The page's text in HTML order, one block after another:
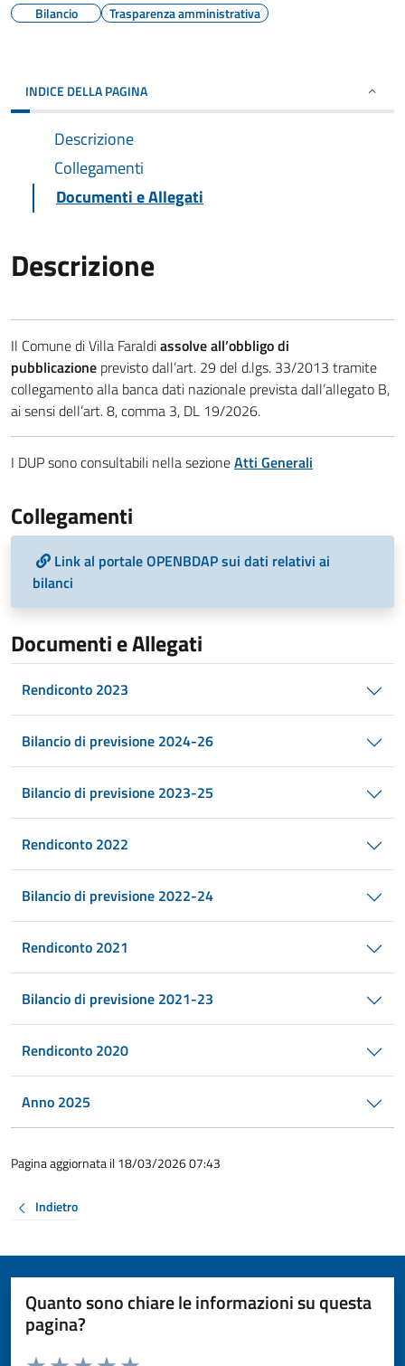
Bilancio Trasparenza amministrativa
INDICE DELLA PAGINA
Descrizione
Collegamenti
Documenti e Allegati
Descrizione
Il Comune di Villa Faraldiassolve all’obbligo di
pubblicazione previsto dall’art. 29 del d.lgs. 33/2013 tramite
collegamento alla banca dati nazionale prevista dall’allegato B,
ai sensi dell’art. 8, comma 3, DL 19/2026.
I DUP sono consultabili nella sezioneAtti Generali
Collegamenti
Link al portale OPENBDAP sui dati relativi ai
bilanci
Documenti e Allegati
Rendiconto 2023
Bilancio di previsione 2024-26
Bilancio di previsione 2023-25
Rendiconto 2022
Bilancio di previsione 2022-24
Rendiconto 2021
Bilancio di previsione 2021-23
Rendiconto 2020
Anno 2025
Pagina aggiornata il 18/03/2026 07:43
Indietro
Quanto sono chiare le informazioni su questa
pagina?
Valuta da 1 a 5 stelle la pagina